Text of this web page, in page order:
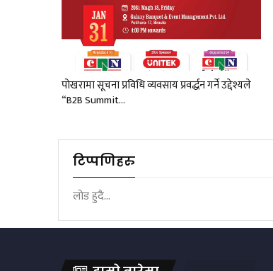
पोखरामा सूचना प्रविधि व्यवसाय प्रवर्द्धन गर्ने उद्देश्यले
“B2B Summit…
टिप्पणिहरु
लोड हुदै...